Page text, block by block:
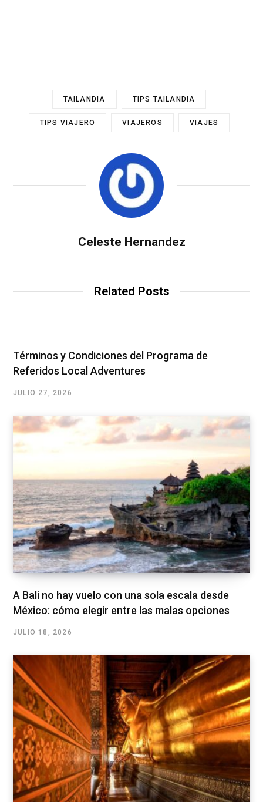
TAILANDIA TIPS TAILANDIA
TIPS VIAJERO VIAJEROS VIAJES
Celeste Hernandez
Related Posts
Términos y Condiciones del Programa de
Referidos Local Adventures
JULIO 27, 2026
A Bali no hay vuelo con una sola escala desde
México: cómo elegir entre las malas opciones
JULIO 18, 2026